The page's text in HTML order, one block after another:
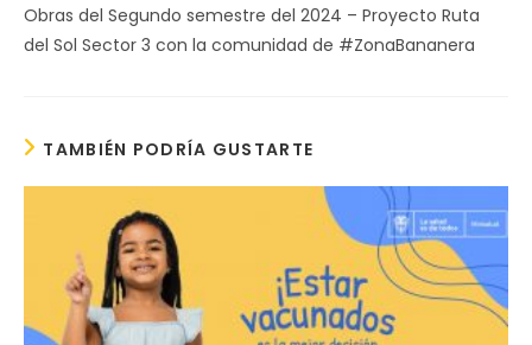
Obras del Segundo semestre del 2024 – Proyecto Ruta
del Sol Sector 3 con la comunidad de #ZonaBananera
TAMBIÉN PODRÍA GUSTARTE